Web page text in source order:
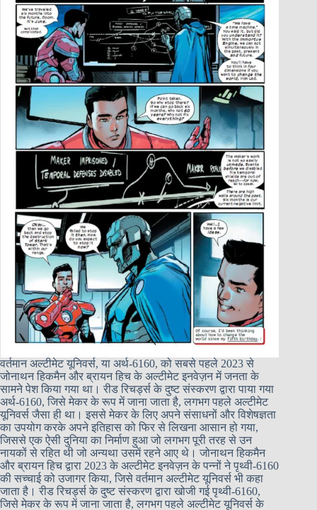
वर्तमान अल्टीमेट यूनिवर्स, या अर्थ-6160, को सबसे पहले 2023 से
जोनाथन हिकमैन और ब्रायन हिच के अल्टीमेट इनवेज़न में जनता के
सामने पेश किया गया था। रीड रिचर्ड्स के दुष्ट संस्करण द्वारा पाया गया
अर्थ-6160, जिसे मेकर के रूप में जाना जाता है, लगभग पहले अल्टीमेट
यूनिवर्स जैसा ही था। इससे मेकर के लिए अपने संसाधनों और विशेषज्ञता
का उपयोग करके अपने इतिहास को फिर से लिखना आसान हो गया,
जिससे एक ऐसी दुनिया का निर्माण हुआ जो लगभग पूरी तरह से उन
नायकों से रहित थी जो अन्यथा उसमें रहने आए थे। जोनाथन हिकमैन
और ब्रायन हिच द्वारा 2023 के अल्टीमेट इनवेज़न के पन्नों ने पृथ्वी-6160
की सच्चाई को उजागर किया, जिसे वर्तमान अल्टीमेट यूनिवर्स भी कहा
जाता है। रीड रिचर्ड्स के दुष्ट संस्करण द्वारा खोजी गई पृथ्वी-6160,
जिसे मेकर के रूप में जाना जाता है, लगभग पहले अल्टीमेट यूनिवर्स के